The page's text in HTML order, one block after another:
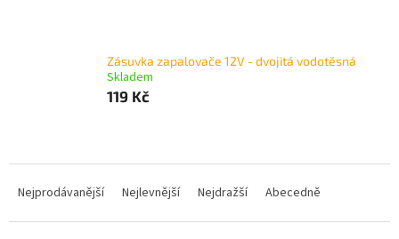
Zásuvka zapalovače 12V - dvojitá vodotěsná
Skladem
119 Kč
Nejprodávanější Nejlevnější Nejdražší Abecedně